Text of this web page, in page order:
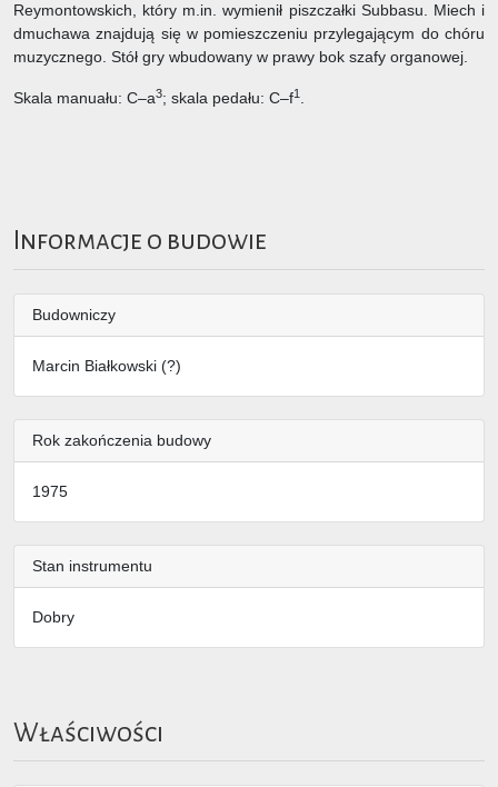
Reymontowskich, który m.in. wymienił piszczałki Subbasu. Miech i
dmuchawa znajdują się w pomieszczeniu przylegającym do chóru
muzycznego. Stół gry wbudowany w prawy bok szafy organowej.
Skala manuału: C–a3; skala pedału: C–f1
Informacje o budowie
Budowniczy
Marcin Białkowski (?)
Rok zakończenia budowy
1975
Stan instrumentu
Dobry
Właściwości